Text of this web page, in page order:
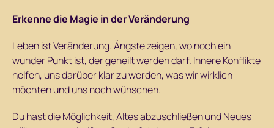
Erkenne die Magie in der Veränderung
Leben ist Veränderung. Ängste zeigen, wo noch ein
wunder Punkt ist, der geheilt werden darf. Innere Konflikte
helfen, uns darüber klar zu werden, was wir wirklich
möchten und uns noch wünschen.
Du hast die Möglichkeit, Altes abzuschließen und Neues